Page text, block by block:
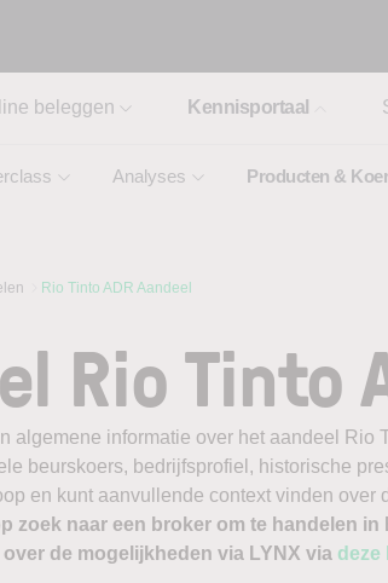
beleggen Kennisportaal
Analyses Producten &
Rio Tinto ADR Aandeel
Rio Tinto
algemene informatie over het aandeel Rio
beurskoers, bedrijfsprofiel, historische
en kunt aanvullende context vinden over
zoek naar een broker om te handelen
de mogelijkheden via LYNX via deze